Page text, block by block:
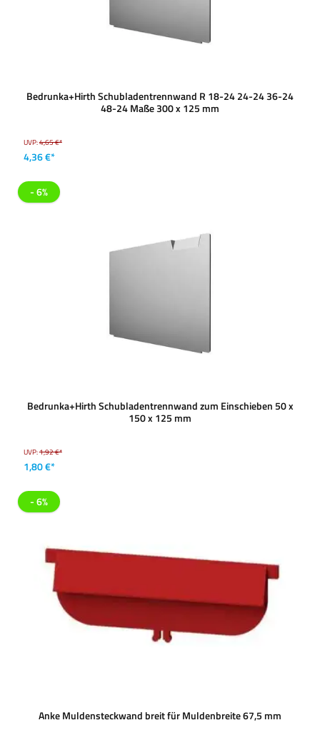
Bedrunka+Hirth Schubladentrennwand R 18-24 24-24 36-24
48-24 Maße 300 x 125 mm
UVP:4,65 €*
4,36 €*
- 6%
Bedrunka+Hirth Schubladentrennwand zum Einschieben 50 x
150 x 125 mm
UVP:1,92 €*
1,80 €*
- 6%
Anke Muldensteckwand breit für Muldenbreite 67,5 mm